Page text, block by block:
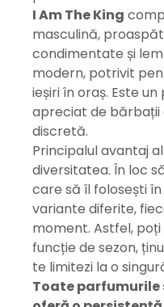
I Am The King
masculină,
condimentate și
modern, potrivit
ieșiri în oraș. Este
apreciat de
discretă.
Principalul avantaj
diversitatea. În loc
care să îl folosești
variante diferite,
moment. Astfel,
funcție de sezon,
te limitezi la o
Toate parfumurile